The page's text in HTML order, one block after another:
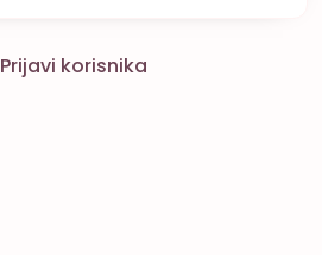
Prijavi korisnika